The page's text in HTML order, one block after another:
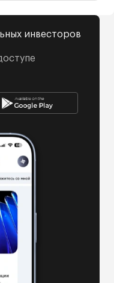
инвесторов